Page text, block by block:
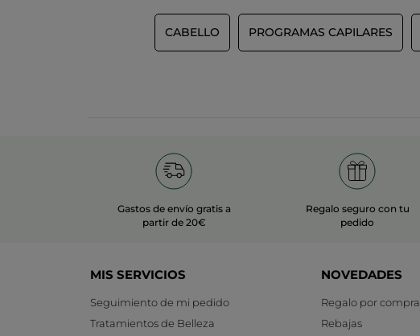
CABELLO PROGRAMAS CAPILARES
Gastos de envío gratis a
partir de 20€
Regalo seguro con tu
pedido
MIS SERVICIOS
Seguimiento de mi pedido
Tratamientos de Belleza
NOVEDADES
Regalo por compra
Rebajas